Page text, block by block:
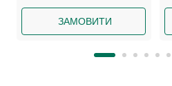
ЗАМОВИТИ